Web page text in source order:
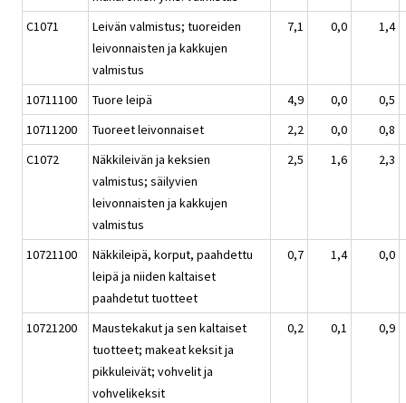
C1071
Leivän valmistus; tuoreiden
leivonnaisten ja kakkujen
valmistus
7,1 0,0 1,4
10711100 Tuore leipä 4,9 0,0
0,5
10711200
Tuoreet leivonnaiset 2,2 0,0
0,8
C1072
Näkkileivän ja keksien
valmistus; säilyvien
leivonnaisten ja kakkujen
valmistus
2,5 1,6 2,3
10721100
Näkkileipä, korput, paahdettu
leipä ja niiden kaltaiset
paahdetut tuotteet
0,7 1,4 0,0
10721200
Maustekakut ja sen kaltaiset
tuotteet; makeat keksit ja
pikkuleivät; vohvelit ja
vohvelikeksit
0,2 0,1 0,9